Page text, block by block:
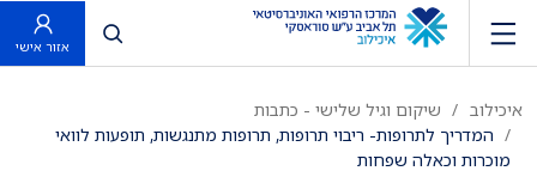
פתח חיפוש
אזור אישי
איכילוב
שיקום וגיל שלישי - כתבות
המדריך לתרופות- ​ריבוי תרופות, תרופות מתנגשות, תופעות לוואי
מוכרות וכאלה שפחות